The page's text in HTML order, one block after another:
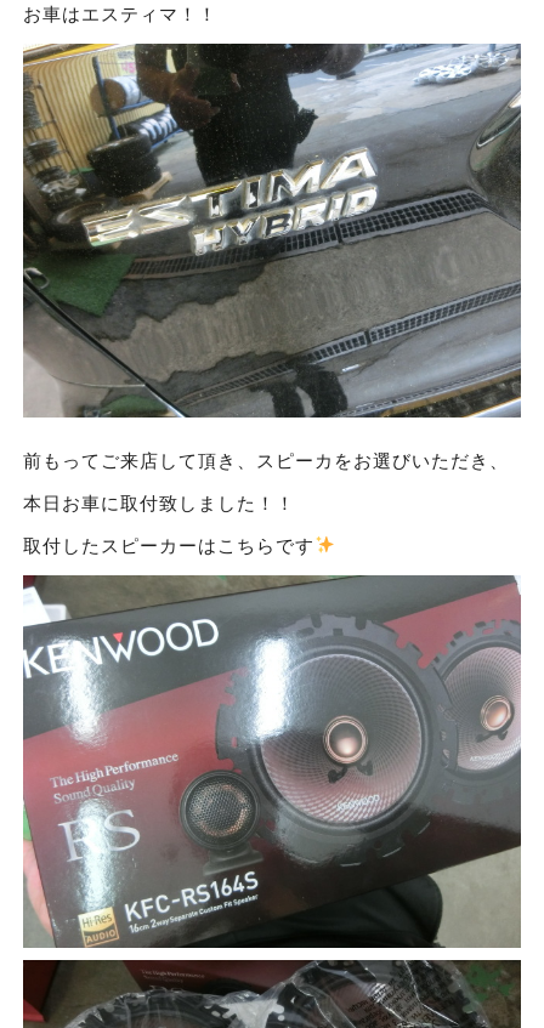
お車はエスティマ！！
前もってご来店して頂き、スピーカをお選びいただき、
本日お車に取付致しました！！
取付したスピーカーはこちらです